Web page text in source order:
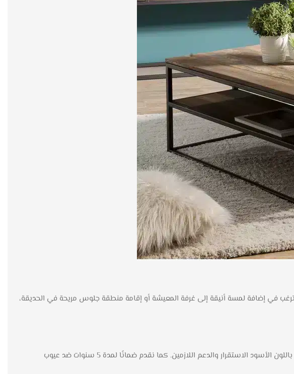
في إضافة لمسة أنيقة إلى غرفة المعيشة أو إقامة منطقة جلوس مريحة في الحديقة،
تم تصنيع طاوله صاله شاماين باستخدام مواد عالية الجودة، حيث يتميز الخشب بجودته ومتانته، بينما توفر الأرجل المعدنية باللون الأسود الاستقرار والدعم اللازمين. كما نقدم ضمانًا لمدة 5 سنوات ضد عيوب